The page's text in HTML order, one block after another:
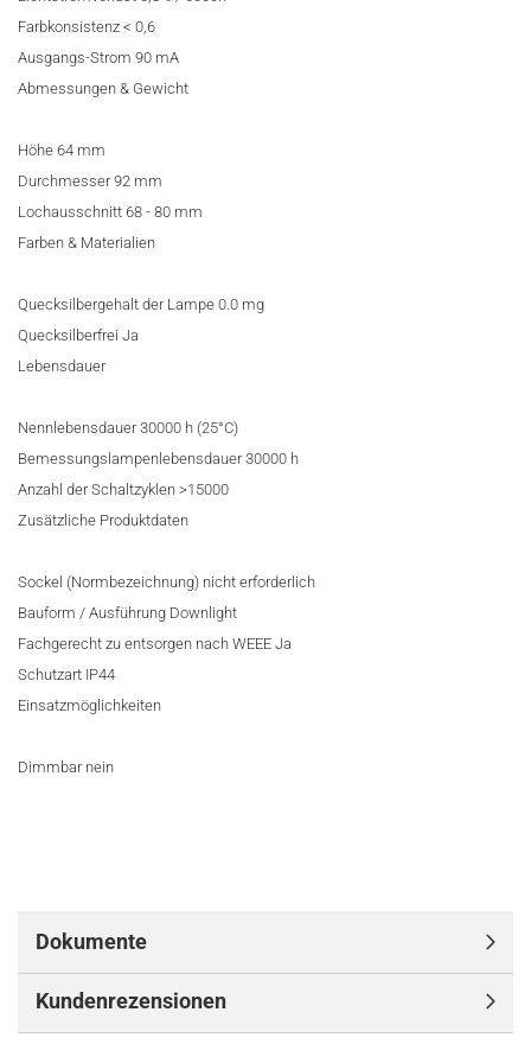
Farbkonsistenz < 0,6
Ausgangs-Strom 90 mA
Abmessungen & Gewicht
Höhe 64 mm
Durchmesser 92 mm
Lochausschnitt 68 - 80 mm
Farben & Materialien
Quecksilbergehalt der Lampe 0.0 mg
Quecksilberfrei Ja
Lebensdauer
Nennlebensdauer 30000 h (25°C)
Bemessungslampenlebensdauer 30000 h
Anzahl der Schaltzyklen >15000
Zusätzliche Produktdaten
Sockel (Normbezeichnung) nicht erforderlich
Bauform / Ausführung Downlight
Fachgerecht zu entsorgen nach WEEE Ja
Schutzart IP44
Einsatzmöglichkeiten
Dimmbar nein
Dokumente
Kundenrezensionen